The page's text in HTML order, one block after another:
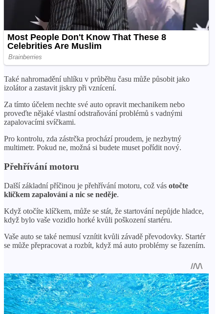
Také nahromadění uhlíku v průběhu času může působit jako
izolátor a zastavit jiskry při vznícení.
Za tímto účelem nechte své auto opravit mechanikem nebo
proveďte nějaké vlastní odstraňování problémů s vadnými
zapalovacími svíčkami.
Pro kontrolu, zda zástrčka prochází proudem, je nezbytný
multimetr. Pokud ne, možná si budete muset pořídit nový.
Přehřívání motoru
Další základní příčinou je přehřívání motoru, což vás otočte
klíčkem zapalování a nic se neděje.
Když otočíte klíčkem, může se stát, že startování nepůjde hladce,
když bylo vaše vozidlo horké kvůli poškození startéru.
Vaše auto se také nemusí vznítit kvůli závadě převodovky. Startér
se může přepracovat a rozbít, když má auto problémy se řazením.